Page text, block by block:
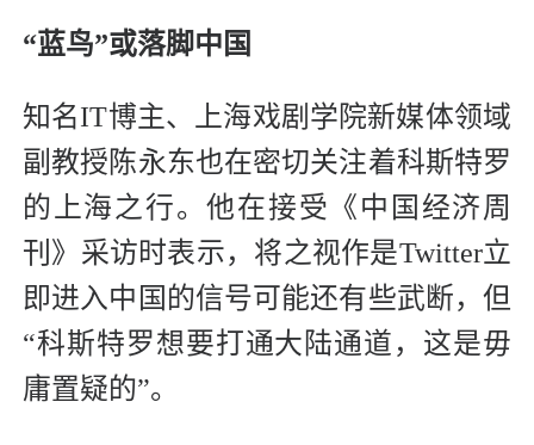
“蓝鸟”或落脚中国
知名IT博主、上海戏剧学院新媒体领域
副教授陈永东也在密切关注着科斯特罗
的上海之行。他在接受《中国经济周
刊》采访时表示，将之视作是Twitter立
即进入中国的信号可能还有些武断，但
“科斯特罗想要打通大陆通道，这是毋
庸置疑的”。